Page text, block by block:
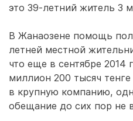
это 39-летний житель 3
В Жанаозене помощь
летней местной
что еще в сентябре 2014
миллион 200 тысяч
в крупную компанию,
обещание до сих пор не